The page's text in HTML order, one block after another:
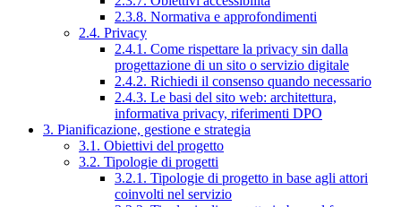
2.3.8. Normativa e approfondimenti
2.4. Privacy
2.4.1. Come rispettare la privacy sin dalla
progettazione di un sito o servizio digitale
2.4.2. Richiedi il consenso quando necessario
2.4.3. Le basi del sito web: architettura,
informativa privacy, riferimenti DPO
3. Pianificazione, gestione e strategia
3.1. Obiettivi del progetto
3.2. Tipologie di progetti
3.2.1. Tipologie di progetto in base agli attori
coinvolti nel servizio